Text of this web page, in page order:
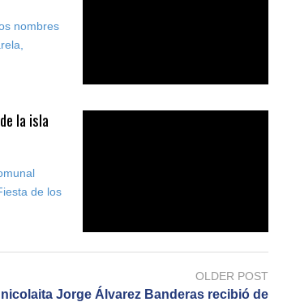
nombres
la isla
de los
OLDER POST
nicolaita Jorge Álvarez Banderas recibió de